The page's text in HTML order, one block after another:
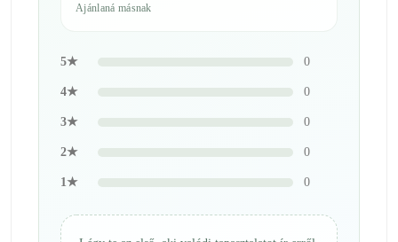
Ajánlaná másnak
5★ 0
4★ 0
3★ 0
2★ 0
1★ 0